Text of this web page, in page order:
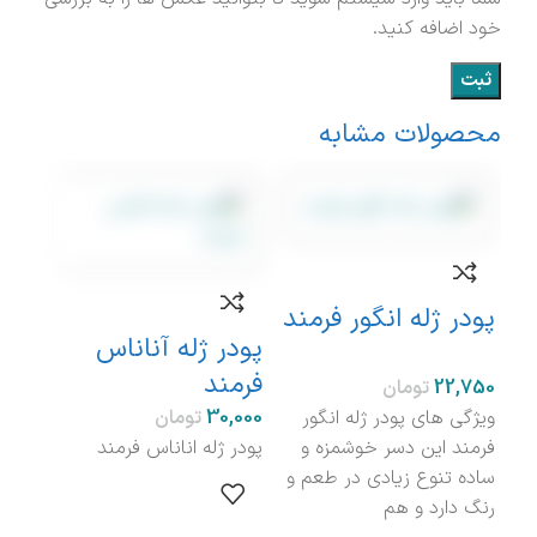
خود اضافه کنید.
محصولات مشابه
پودر ژله انگور فرمند
تومان
ویژگی های پودر ژله انگور
فرمند این دسر خوشمزه و
ساده تنوع زیادی در طعم و
رنگ دارد و هم
پودر ژله آناناس
فرمند
تومان
پودر ژله اناناس فرمند